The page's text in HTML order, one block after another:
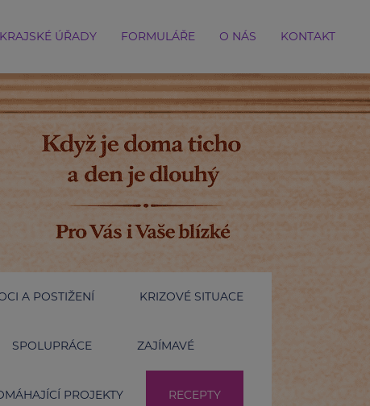
KRAJSKÉ ÚŘADY FORMULÁŘE O NÁS KONTAKT
A POSTIŽENÍ KRIZOVÉ SITUACE
SPOLUPRÁCE ZAJÍMAVÉ
PROJEKTY RECEPTY